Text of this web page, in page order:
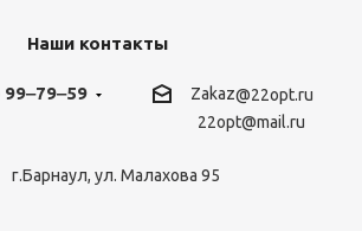
Наши контакты
99‒79‒59 Zakaz@22opt.ru
22opt@mail.ru
г.Барнаул, ул. Малахова 95